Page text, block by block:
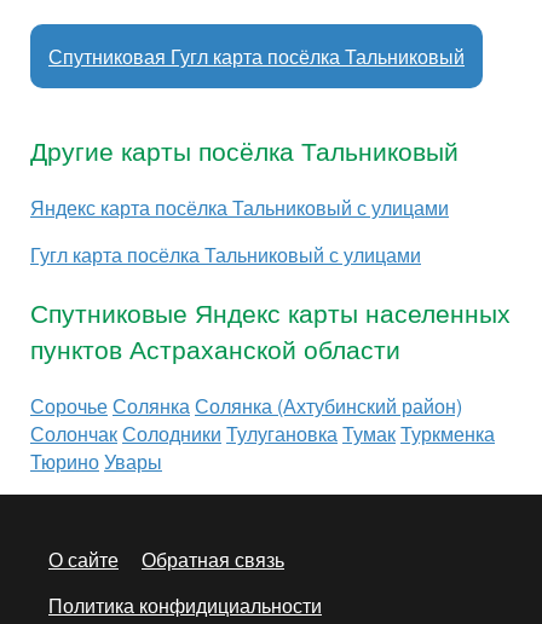
Спутниковая Гугл карта посёлка Тальниковый
Другие карты посёлка Тальниковый
Яндекс карта посёлка Тальниковый с улицами
Гугл карта посёлка Тальниковый с улицами
Спутниковые Яндекс карты населенных
пунктов Астраханской области
СорочьеСолянка Солянка (Ахтубинский район)
СолончакСолодники Тулугановка ТумакТуркменка
ТюриноУвары
О сайте
Обратная связь
Политика конфидициальности